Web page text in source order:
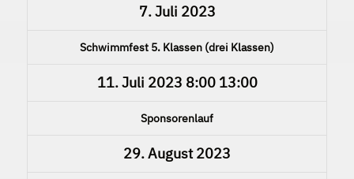
7. Juli 2023
Schwimmfest 5. Klassen (drei Klassen)
11. Juli 2023 8:00 13:00
Sponsorenlauf
29. August 2023